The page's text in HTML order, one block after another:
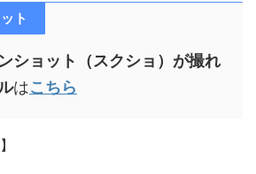
ト
ショット（スクショ）が撮れ
はこちら